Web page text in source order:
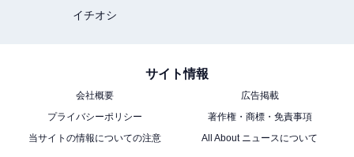
イチオシ
サイト情報
会社概要
広告掲載
プライバシーポリシー
著作権・商標・免責事項
当サイトの情報についての注意
All About ニュースについて